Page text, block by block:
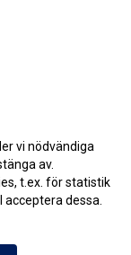
vi nödvändiga
av.
t.ex. för statistik
dessa.